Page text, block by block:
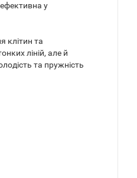
у
клітин та
ліній, але й
та пружність